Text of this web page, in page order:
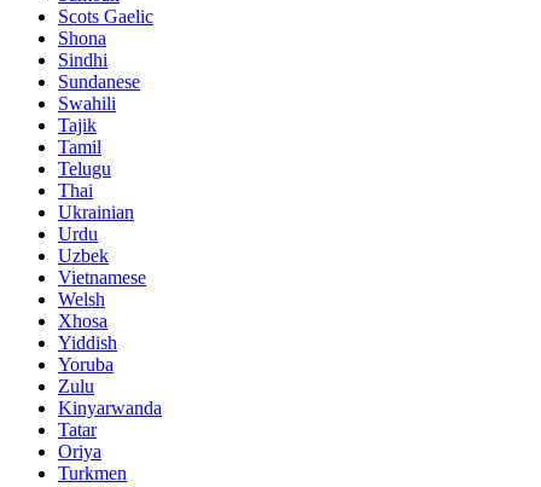
Scots Gaelic
Shona
Sindhi
Sundanese
Swahili
Tajik
Tamil
Telugu
Thai
Ukrainian
Urdu
Uzbek
Vietnamese
Welsh
Xhosa
Yiddish
Yoruba
Zulu
Kinyarwanda
Tatar
Oriya
Turkmen